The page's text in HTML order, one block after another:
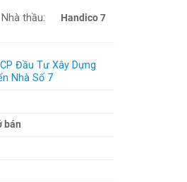
Nhà thầu: Handico 7
Đầu Tư Xây Dựng
Nhà Số 7
bán